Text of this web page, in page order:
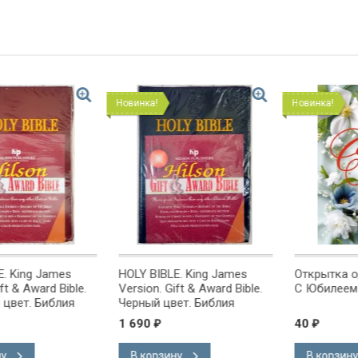
James
Bible.
Новинка!
HOLY BIBLE. King James
Version. Gift & Award Bible.
Черный цвет. Библия
Короля Иакова на
английском языке.
Словарь, карты, закладка,
₽
Новинка!
Открытка
С Юбилеем!